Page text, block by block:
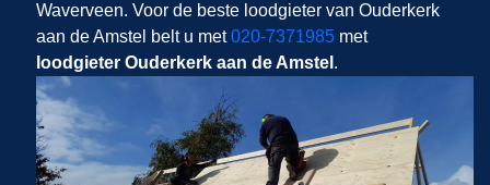
Waverveen. Voor de beste loodgieter van Ouderkerk
aan de Amstel belt u met020-7371985met
loodgieter Ouderkerk aan de Amstel .